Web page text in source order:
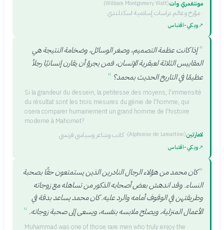
مونتغمري وات
(William Montgomery Watt)
· مؤرخ وعالم دراسات إسلامية اسكتلندي
↗ويكي‑اقتباس
" إذا كانت عظمة التصميم، وصغر الوسائل، وضخامة النتيجة هي
المقاييس الثلاثة لعبقرية الإنسان، فمن يجرؤ أن يقارن إنسانيًا رجلاً
عظيمًا في التاريخ الحديث بمحمد؟ "
Si la grandeur du dessein, la petitesse des moyens, l'immensité
du résultat sont les trois mesures du génie de l'homme, qui
osera comparer humainement un grand homme de l'histoire
moderne à Mahomet?
لامارتين
(Alphonse de Lamartine)
·كاتب وشاعر وسياسي فرنسي
↗ويكي‑اقتباس
"كان محمد من هؤلاء الرجال النادرين الذين يستمتعون حقًا بصحبة
النساء. وقد اندهش بعض أصحابه الذكور من تساهله مع زوجاته
وطريقتهن في الوقوف أمامه والرد عليه. كان محمد يساعد بدقة في
الأعمال المنزلية، ويصلح ملابسه بنفسه، ويسعى إلى صحبة زوجاته. "
Muhammad was one of those rare men who truly enjoy the